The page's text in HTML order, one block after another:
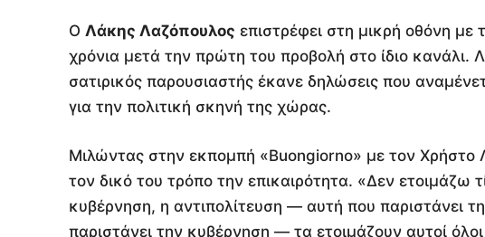
Ο Λάκης Λαζόπουλος επιστρέφει στη μικρή οθόνη με
χρόνια μετά την πρώτη του προβολή στο ίδιο κανάλι.
σατιρικός παρουσιαστής έκανε δηλώσεις που
για την πολιτική σκηνή της χώρας.
Μιλώντας στην εκπομπή «Buongiorno» με τον Χρήστο
τον δικό του τρόπο την επικαιρότητα. «Δεν ετοιμάζω
κυβέρνηση, η αντιπολίτευση — αυτή που παριστάνει
παριστάνει την κυβέρνηση — τα ετοιμάζουν αυτοί